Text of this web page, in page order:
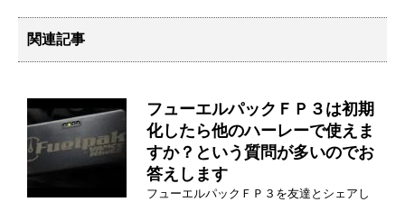
関連記事
フューエルパックＦＰ３は初期
化したら他のハーレーで使えま
すか？という質問が多いのでお
答えします
フューエルパックＦＰ３を友達とシェアし